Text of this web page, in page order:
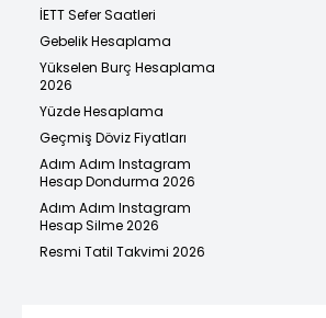
İETT Sefer Saatleri
Gebelik Hesaplama
Yükselen Burç Hesaplama
2026
Yüzde Hesaplama
Geçmiş Döviz Fiyatları
Adım Adım Instagram
Hesap Dondurma 2026
Adım Adım Instagram
Hesap Silme 2026
Resmi Tatil Takvimi 2026